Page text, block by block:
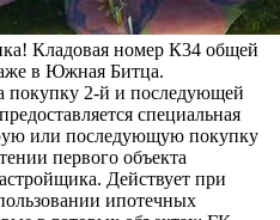
Кладовая номер К34 общей
в Южная Битца.
покупку 2-й и последующей
специальная
или последующую покупку
первого объекта
Действует при
ипотечных